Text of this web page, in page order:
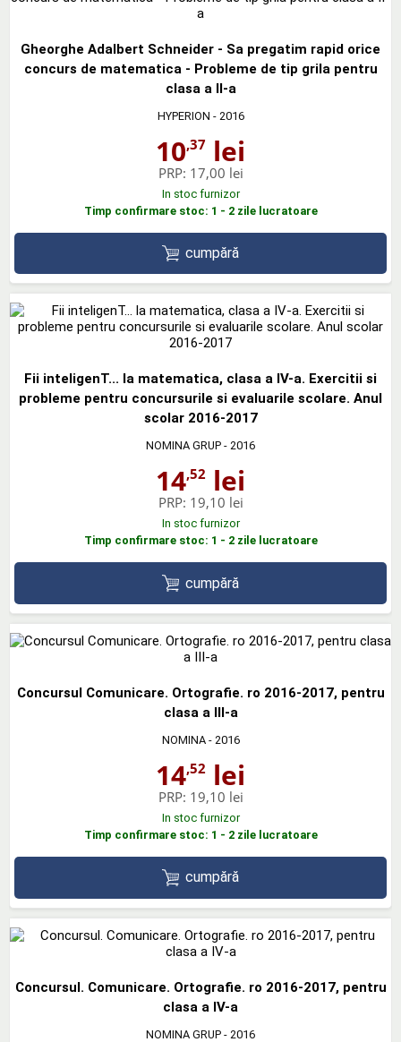
Gheorghe Adalbert Schneider - Sa pregatim rapid orice
concurs de matematica - Probleme de tip grila pentru
clasa a II-a
HYPERION - 2016
10,37 lei
PRP: 17,00 lei
In stoc furnizor
Timp confirmare stoc: 1 - 2 zile lucratoare
cumpără
Fii inteligenT... la matematica, clasa a IV-a. Exercitii si
probleme pentru concursurile si evaluarile scolare. Anul
scolar 2016-2017
NOMINA GRUP - 2016
14,52 lei
PRP: 19,10 lei
In stoc furnizor
Timp confirmare stoc: 1 - 2 zile lucratoare
cumpără
Concursul Comunicare. Ortografie. ro 2016-2017, pentru
clasa a III-a
NOMINA- 2016
14,52 lei
PRP: 19,10 lei
In stoc furnizor
Timp confirmare stoc: 1 - 2 zile lucratoare
cumpără
Concursul. Comunicare. Ortografie. ro 2016-2017, pentru
clasa a IV-a
NOMINA GRUP - 2016